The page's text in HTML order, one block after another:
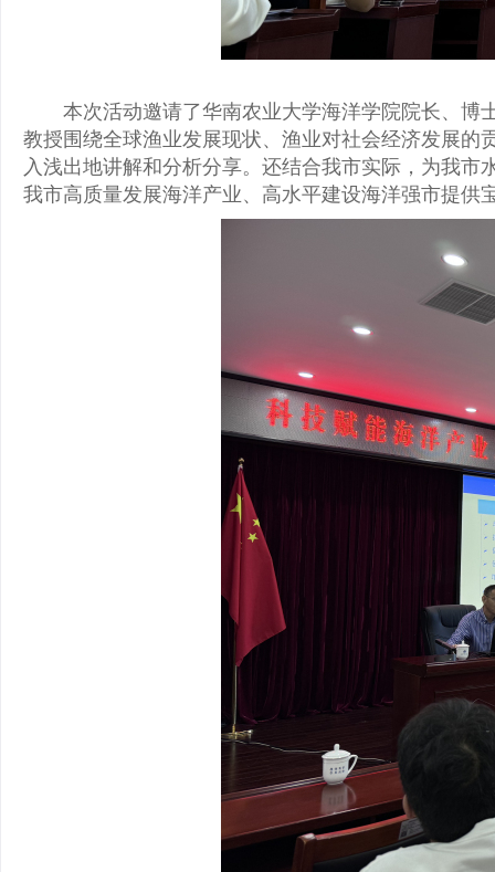
本次活动邀请了华南农业大学海洋学院院长、博
教授围绕全球渔业发展现状、渔业对社会经济发展
入浅出地讲解和分析分享。还结合我市实际，为我
我市高质量发展海洋产业、高水平建设海洋强市提供